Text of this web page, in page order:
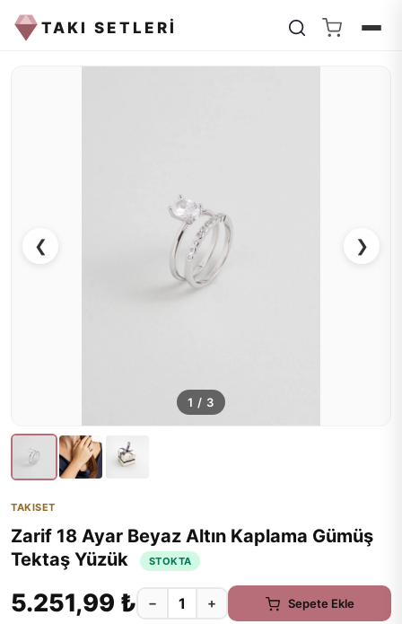
TAKI SETLERİ
❮ ❯
1 / 3
TAKISET
Zarif 18 Ayar Beyaz Altın Kaplama Gümüş
Tektaş Yüzük
STOKTA
5.251,99 ₺ − + Sepete Ekle